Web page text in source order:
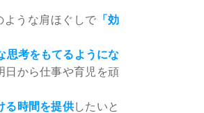
ような肩ほぐしで 「効
思考をもてるようにな
日から仕事や育児を頑
る時間を提供したいと